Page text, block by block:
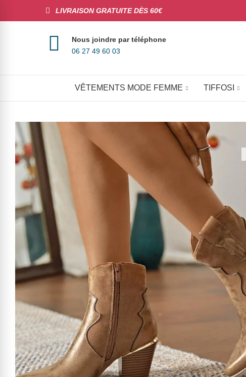
LIVRAISON GRATUITE DÈS 60€
Nous joindre par téléphone
06 27 49 60 03
VÊTEMENTS MODE FEMME TIFFOSI